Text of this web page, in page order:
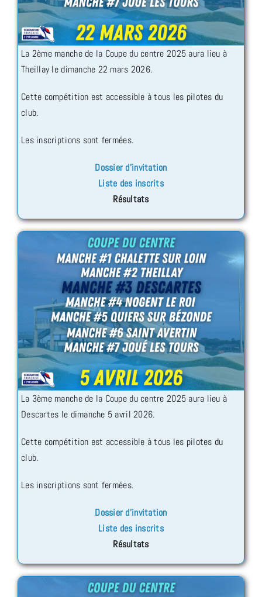
La 2ème manche de la Coupe du centre 2025 aura lieu à
Theillay le dimanche 22 mars 2026.
Cette compétition est accessible à tous les pilotes du
club.
Les inscriptions sont fermées.
Dossier d’invitation
Liste des inscrits
Résultats
La 3ème manche de la Coupe du centre 2025 aura lieu à
Descartes le dimanche 5 avril 2026.
Cette compétition est accessible à tous les pilotes du
club.
Les inscriptions sont fermées.
Dossier d’invitation
Liste des inscrits
Résultats